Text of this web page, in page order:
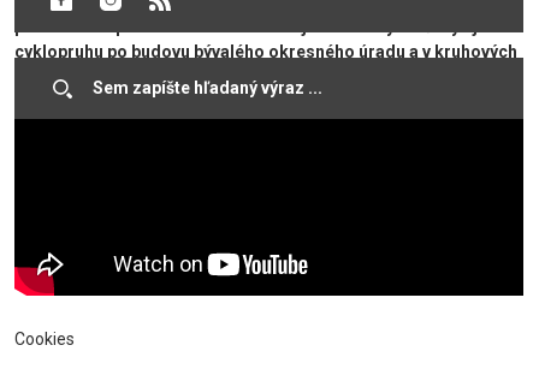
cyklopruhu po budovu bývalého okresného úradu a v kruhových
objazdoch, ďalej budú umiestnené náležité dopravné značky. ​
Cookies